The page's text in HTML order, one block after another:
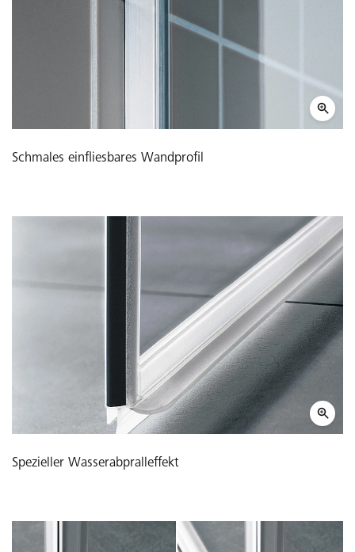
Schmales einfliesbares Wandprofil
Spezieller Wasserabpralleffekt